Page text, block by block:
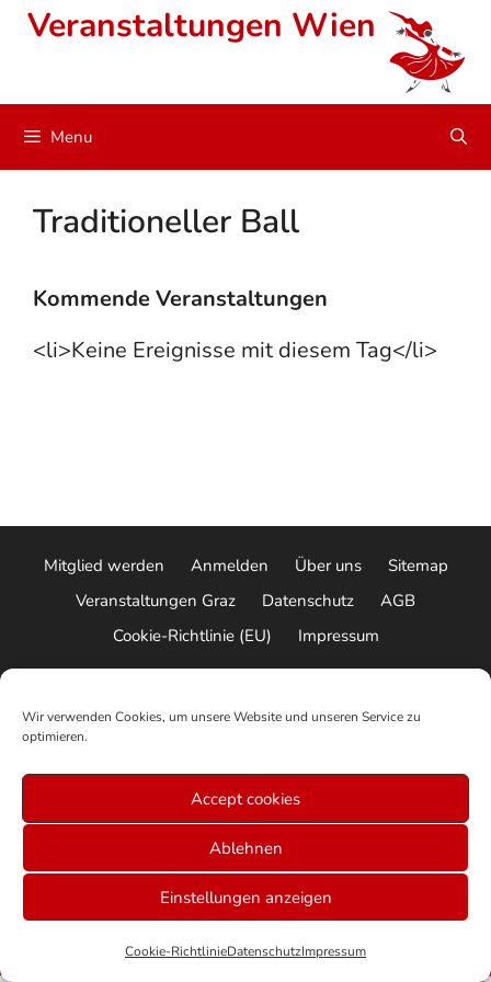
Wir verwenden Cookies, um unsere Website und unseren Service zu
optimieren.
Accept cookies
Ablehnen
Einstellungen anzeigen
Cookie-RichtlinieDatenschutzImpressum
SkipVeranstaltungen Wien
Menu
Traditioneller Ball
Kommende Veranstaltungen
<li>Keine Ereignisse mit diesem Tag</li>
Mitglied werden Anmelden Über uns
Sitemap
Veranstaltungen Graz
Datenschutz
AGB
Cookie-Richtlinie (EU)
Impressum